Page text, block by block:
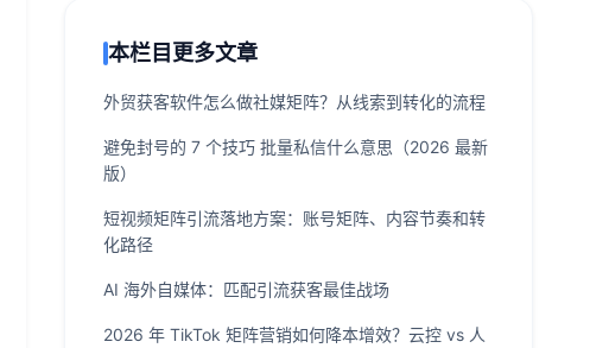
本栏目更多文章
外贸获客软件怎么做社媒矩阵？从线索到转化的流程
避免封号的 7 个技巧 批量私信什么意思（2026 最新
版）
短视频矩阵引流落地方案：账号矩阵、内容节奏和转
化路径
AI 海外自媒体：匹配引流获客最佳战场
2026 年 TikTok 矩阵营销如何降本增效？云控 vs 人